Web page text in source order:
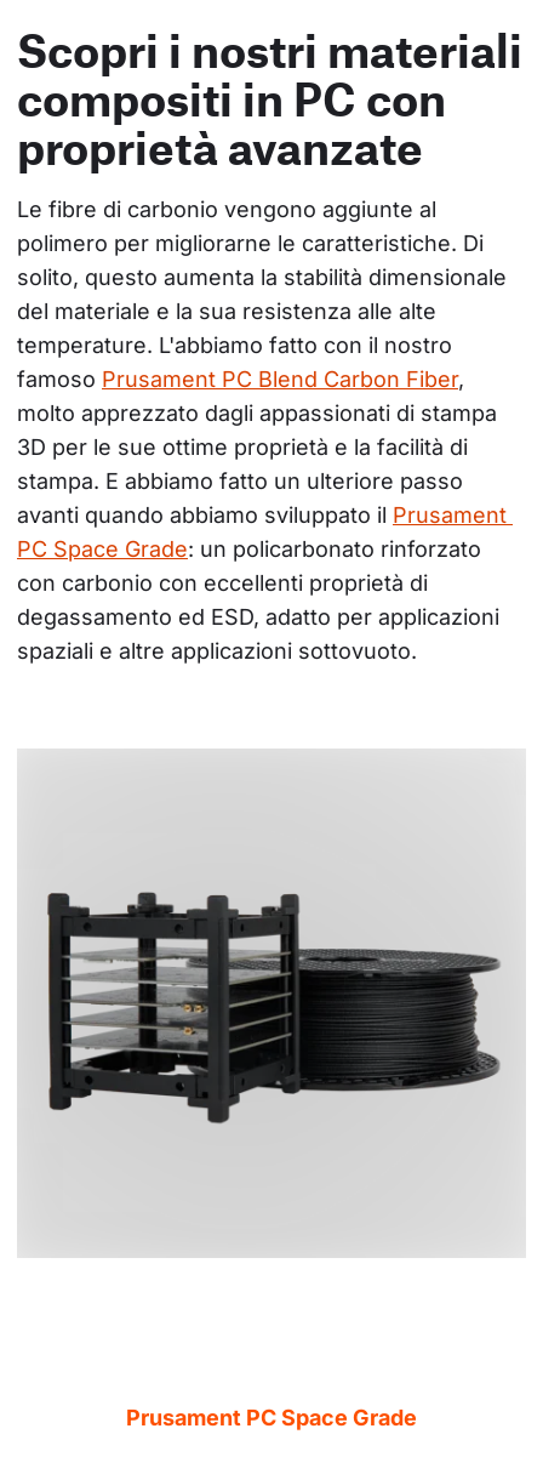
Scopri i nostri materiali
compositi in PC con
proprietà avanzate
Le fibre di carbonio vengono aggiunte al
polimero per migliorarne le caratteristiche. Di
solito, questo aumenta la stabilità dimensionale
del materiale e la sua resistenza alle alte
temperature. L'abbiamo fatto con il nostro
famoso Prusament PC Blend Carbon Fiber,
molto apprezzato dagli appassionati di stampa
3D per le sue ottime proprietà e la facilità di
stampa. E abbiamo fatto un ulteriore passo
avanti quando abbiamo sviluppato il Prusament
PC Space Grade: un policarbonato rinforzato
con carbonio con eccellenti proprietà di
degassamento ed ESD, adatto per applicazioni
spaziali e altre applicazioni sottovuoto.
Prusament PC Space Grade